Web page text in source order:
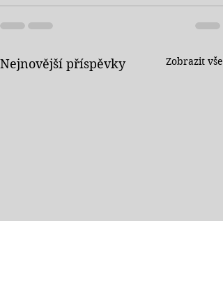
Nejnovější příspěvky Zobrazit vše